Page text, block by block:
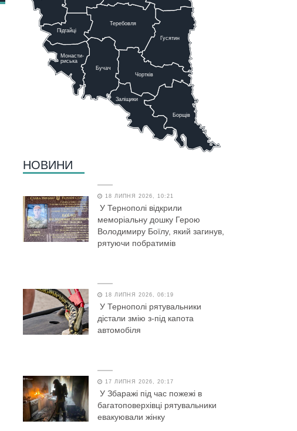
Теребовля
Бучач
Заліщики
Борщів
Чортків
Гусятин
Підгайці
Монасти-
риська
НОВИНИ
18 ЛИПНЯ 2026, 10:21
У Тернополі відкрили
меморіальну дошку Герою
Володимиру Боїлу, який загинув,
рятуючи побратимів
18 ЛИПНЯ 2026, 06:19
У Тернополі рятувальники
дістали змію з-під капота
автомобіля
17 ЛИПНЯ 2026, 20:17
У Збаражі під час пожежі в
багатоповерхівці рятувальники
евакуювали жінку